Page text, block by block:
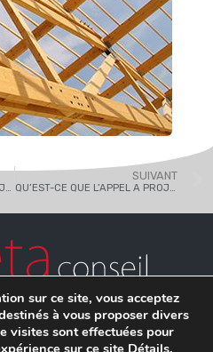
QU’EST-CE QUE L’APPEL A PROJETS i-DEMO DE BPIFRANCE ?
SUIVANT
QU’EST-CE QUE L’APPEL A PROJETS i-NOV DE BPIFRANCE ET DE L’ADEME ?
sur ce site, vous acceptez
à vous proposer divers
visites sont effectuées pour
sur ce site Détails.